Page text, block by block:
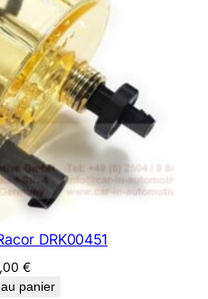
DRK00451
€
panier